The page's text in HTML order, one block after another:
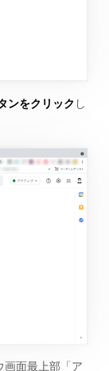
ンをクリック し
画面最上部「ア